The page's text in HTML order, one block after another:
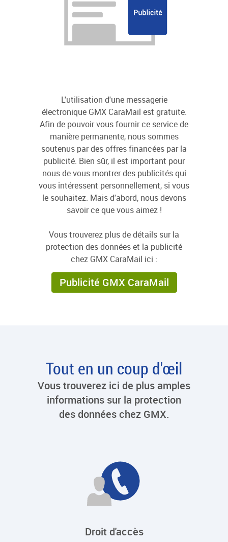
L'utilisation d'une messagerie
électronique GMX CaraMail est gratuite.
Afin de pouvoir vous fournir ce service de
manière permanente, nous sommes
soutenus par des offres financées par la
publicité. Bien sûr, il est important pour
nous de vous montrer des publicités qui
vous intéressent personnellement, si vous
le souhaitez. Mais d'abord, nous devons
savoir ce que vous aimez !
Vous trouverez plus de détails sur la
protection des données et la publicité
chez GMX CaraMail ici :
Publicité GMX CaraMail
Tout en un coup d'œil
Vous trouverez ici de plus amples
informations sur la protection
des données chez GMX.
Droit d'accès